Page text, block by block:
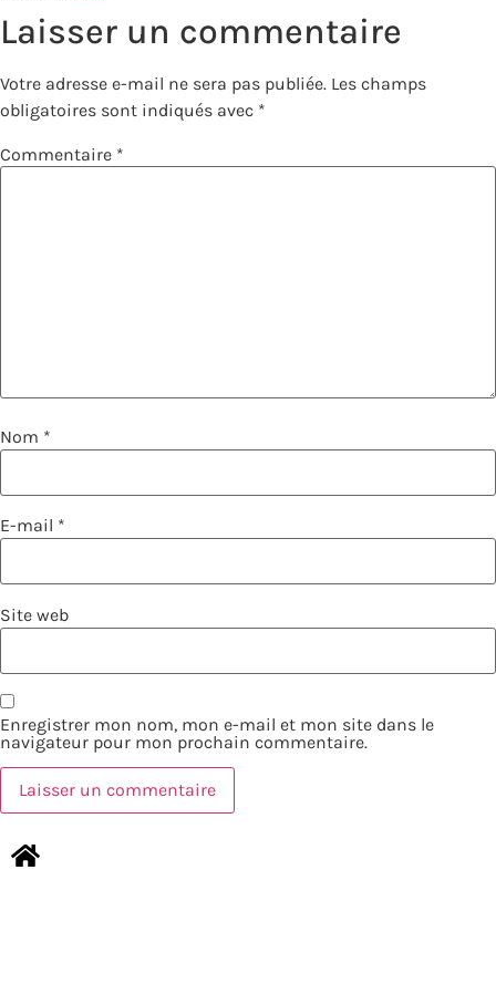
Laisser un commentaire
Votre adresse e-mail ne sera pas publiée. Les champs
obligatoires sont indiqués avec *
Commentaire *
Nom *
E-mail *
Site web
Enregistrer mon nom, mon e-mail et mon site dans le
navigateur pour mon prochain commentaire.